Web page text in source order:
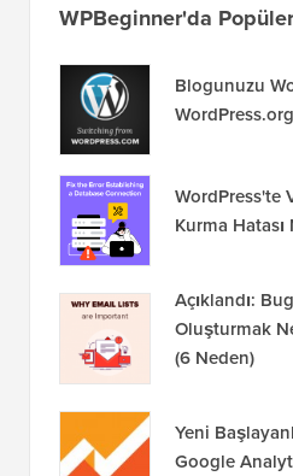
WPBeginner'da
Blogunuzu
WordPress'te
Kurma
Açıklandı:
Oluşturmak
(6 Neden)
Yeni
Google